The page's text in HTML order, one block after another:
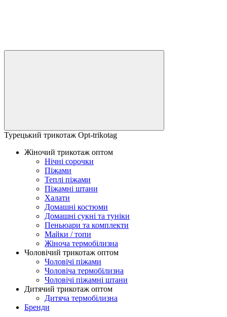
Турецький трикотаж Opt-trikotag
Жіночий трикотаж оптом
Нічні сорочки
Піжами
Теплі піжами
Піжамні штани
Халати
Домашні костюми
Домашні сукні та туніки
Пеньюари та комплекти
Майки / топи
Жіноча термобілизна
Чоловічий трикотаж оптом
Чоловічі піжами
Чоловіча термобілизна
Чоловічі піжамні штани
Дитячий трикотаж оптом
Дитяча термобілизна
Бренди